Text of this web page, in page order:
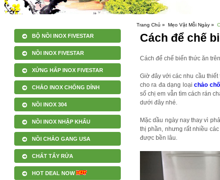
BỘ NỒI INOX FIVESTAR
NỒI INOX FIVESTAR
XỬNG HẤP INOX FIVESTAR
CHẢO INOX CHỐNG DÍNH
NỒI INOX 304
NỒI INOX NHẬP KHẨU
NỒI CHẢO GANG USA
CHẤT TẨY RỬA
HOT DEAL NOW
Trang Chủ » Mẹo Vặt Mỗi Ngày »
Cách để chế
Cách để chế biến thức ăn
Giờ đây với các nhu cầu
cho ra đa dạng loại chảo
số chị em vẫn tìm cách rán
dưới đây nhé.
Mặc dầu ngày nay thay vì
thị phần, nhưng rất nhiều
được bền lâu.